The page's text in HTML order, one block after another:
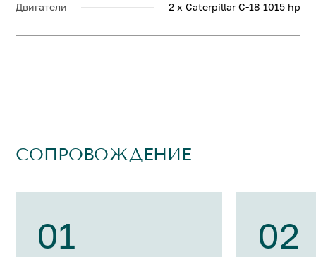
Двигатели 2 x Caterpillar C-18 1015 hp
СОПРОВОЖДЕНИЕ
01 02